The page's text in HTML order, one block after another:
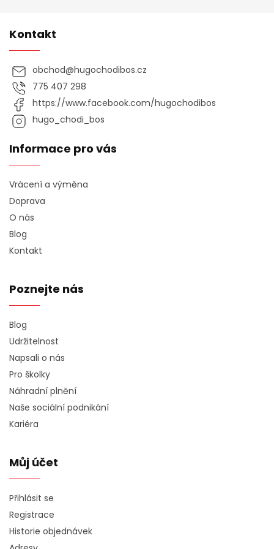
Kontakt
obchod@hugochodibos.cz
775 407 298
https://www.facebook.com/hugochodibos
hugo_chodi_bos
Informace pro vás
Vrácení a výměna
Doprava
O nás
Blog
Kontakt
Poznejte nás
Blog
Udržitelnost
Napsali o nás
Pro školky
Náhradní plnění
Naše sociální podnikání
Kariéra
Můj účet
Přihlásit se
Registrace
Historie objednávek